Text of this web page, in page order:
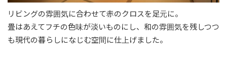
リビングの雰囲気に合わせて赤のクロスを足元に。
畳はあえてフチの色味が淡いものにし、和の雰囲気を残しつつ
も現代の暮らしになじむ空間に仕上げました。